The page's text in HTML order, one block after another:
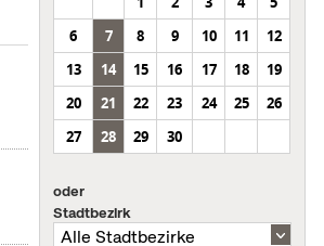
6
7 8 9 10 11
12
13
14 15 16 17 18
19
20
21 22 23 24 25
26
27
28 29 30
oder
Stadtbezirk